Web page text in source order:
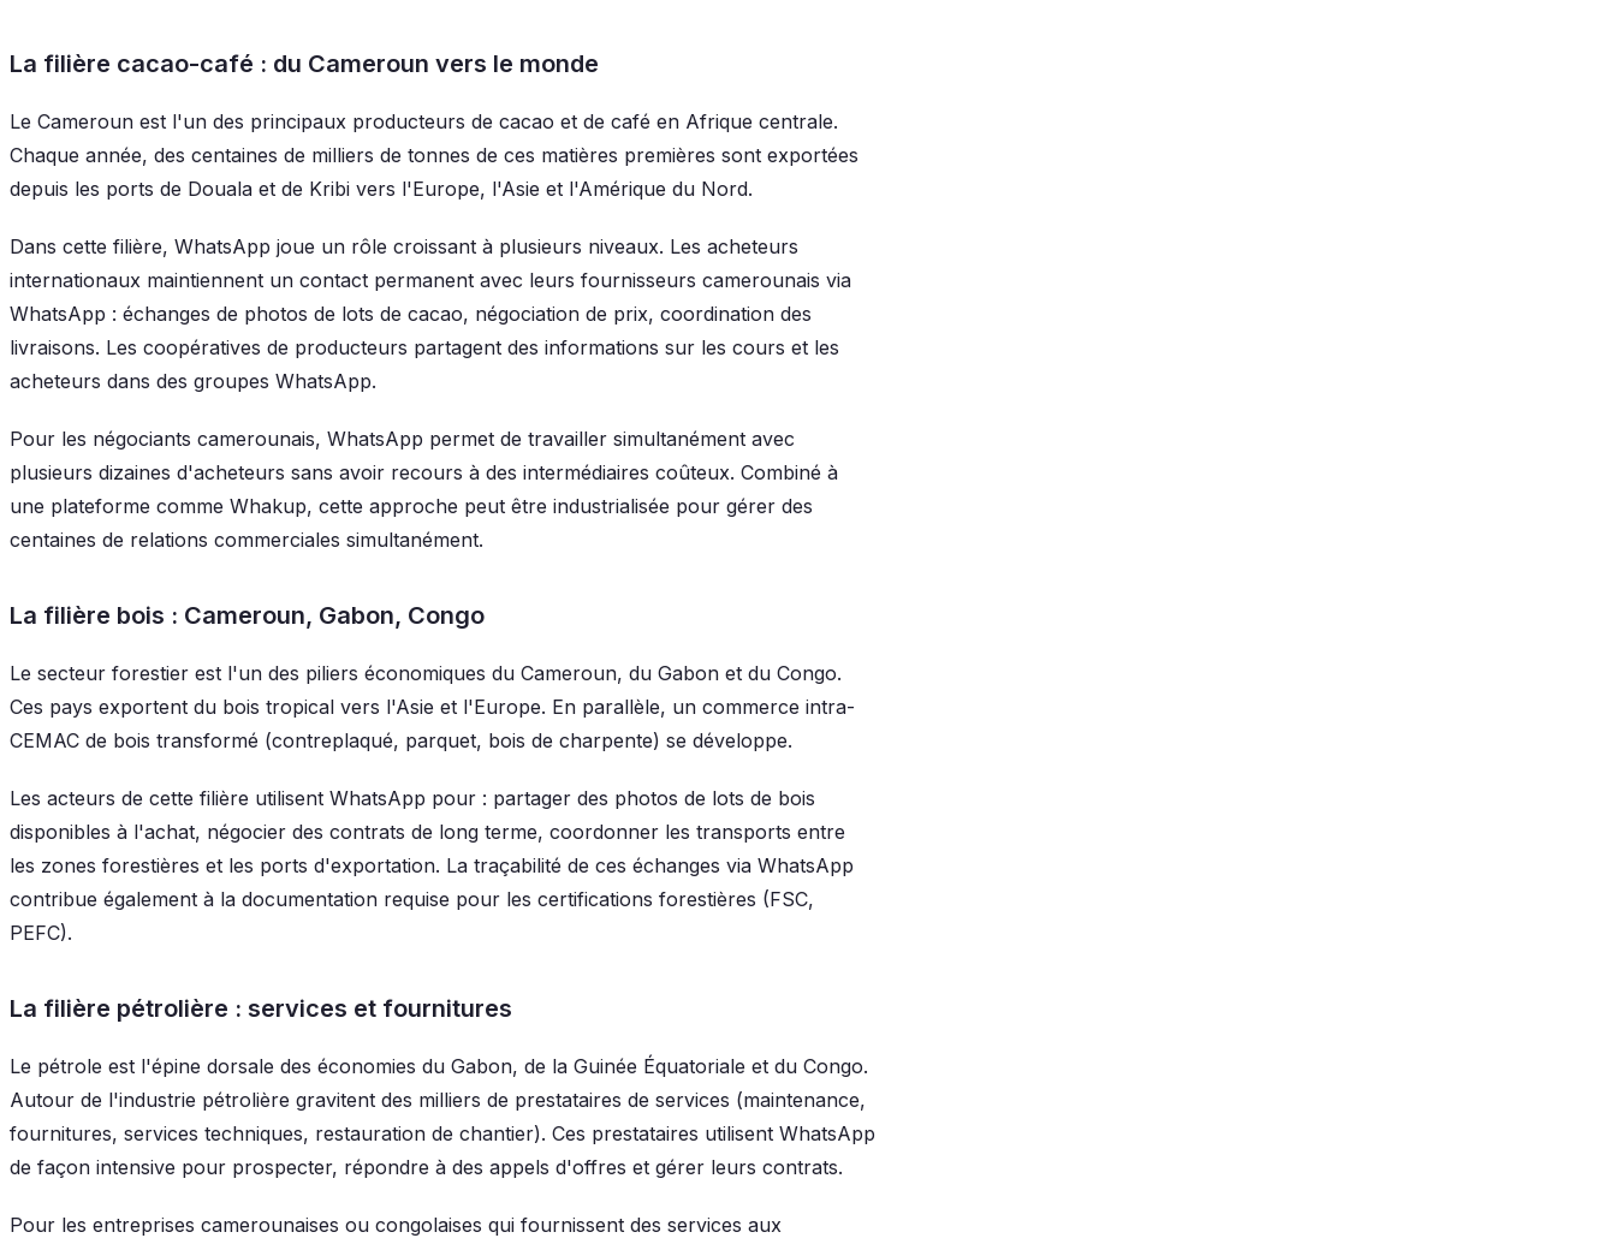
La filière cacao-café : du Cameroun vers le monde
Le Cameroun est l'un des principaux producteurs de cacao et de café en Afrique centrale.
Chaque année, des centaines de milliers de tonnes de ces matières premières sont exportées
depuis les ports de Douala et de Kribi vers l'Europe, l'Asie et l'Amérique du Nord.
Dans cette filière, WhatsApp joue un rôle croissant à plusieurs niveaux. Les acheteurs
internationaux maintiennent un contact permanent avec leurs fournisseurs camerounais via
WhatsApp : échanges de photos de lots de cacao, négociation de prix, coordination des
livraisons. Les coopératives de producteurs partagent des informations sur les cours et les
acheteurs dans des groupes WhatsApp.
Pour les négociants camerounais, WhatsApp permet de travailler simultanément avec
plusieurs dizaines d'acheteurs sans avoir recours à des intermédiaires coûteux. Combiné à
une plateforme comme Whakup, cette approche peut être industrialisée pour gérer des
centaines de relations commerciales simultanément.
La filière bois : Cameroun, Gabon, Congo
Le secteur forestier est l'un des piliers économiques du Cameroun, du Gabon et du Congo.
Ces pays exportent du bois tropical vers l'Asie et l'Europe. En parallèle, un commerce intra-
CEMAC de bois transformé (contreplaqué, parquet, bois de charpente) se développe.
Les acteurs de cette filière utilisent WhatsApp pour : partager des photos de lots de bois
disponibles à l'achat, négocier des contrats de long terme, coordonner les transports entre
les zones forestières et les ports d'exportation. La traçabilité de ces échanges via WhatsApp
contribue également à la documentation requise pour les certifications forestières (FSC,
PEFC).
La filière pétrolière : services et fournitures
Le pétrole est l'épine dorsale des économies du Gabon, de la Guinée Équatoriale et du Congo.
Autour de l'industrie pétrolière gravitent des milliers de prestataires de services (maintenance,
fournitures, services techniques, restauration de chantier). Ces prestataires utilisent WhatsApp
de façon intensive pour prospecter, répondre à des appels d'offres et gérer leurs contrats.
Pour les entreprises camerounaises ou congolaises qui fournissent des services aux